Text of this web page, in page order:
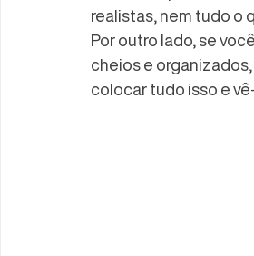
realistas, nem tudo o
Por outro lado, se
cheios e
colocar tudo isso e